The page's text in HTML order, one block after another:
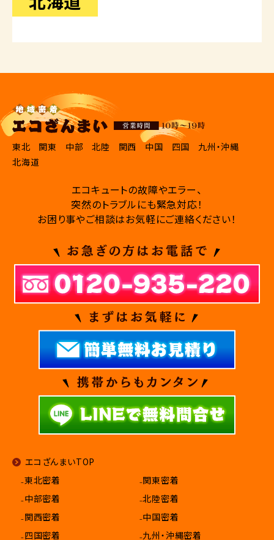
東北 関東 中部 北陸 関西 中国 四国
九州・沖縄
北海道
エコキュートの故障やエラー、
突然のトラブルにも緊急対応！
お困り事やご相談はお気軽にご連絡ください！
エコざんまいTOP
₋東北密着
₋関東密着
₋中部密着
₋北陸密着
₋関西密着
₋中国密着
₋四国密着
₋九州・沖縄密着